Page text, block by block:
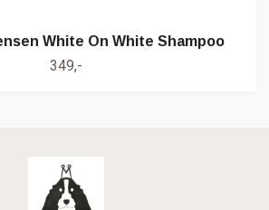
White On White Shampoo
349,-